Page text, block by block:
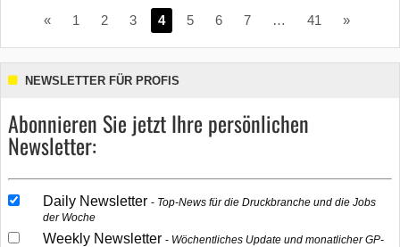
« 1 2 3 4 5 6 7 … 41 »
NEWSLETTER FÜR PROFIS
Abonnieren Sie jetzt Ihre persönlichen
Newsletter:
Daily Newsletter
Top-News für die Druckbranche und die Jobs
der Woche
Weekly Newsletter
Wöchentliches Update und monatlicher GP-